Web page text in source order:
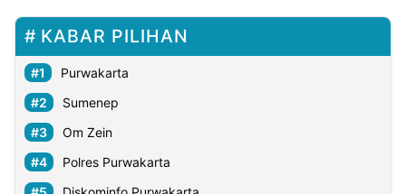
KABAR PILIHAN
Purwakarta
Sumenep
Om Zein
Polres Purwakarta